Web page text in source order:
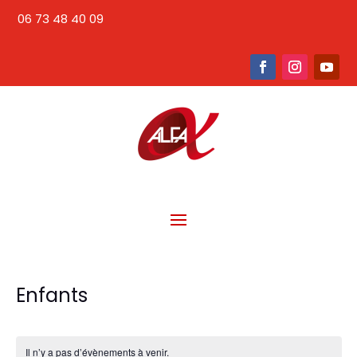
06 73 48 40 09
Enfants
Il n’y a pas d’évènements à venir.